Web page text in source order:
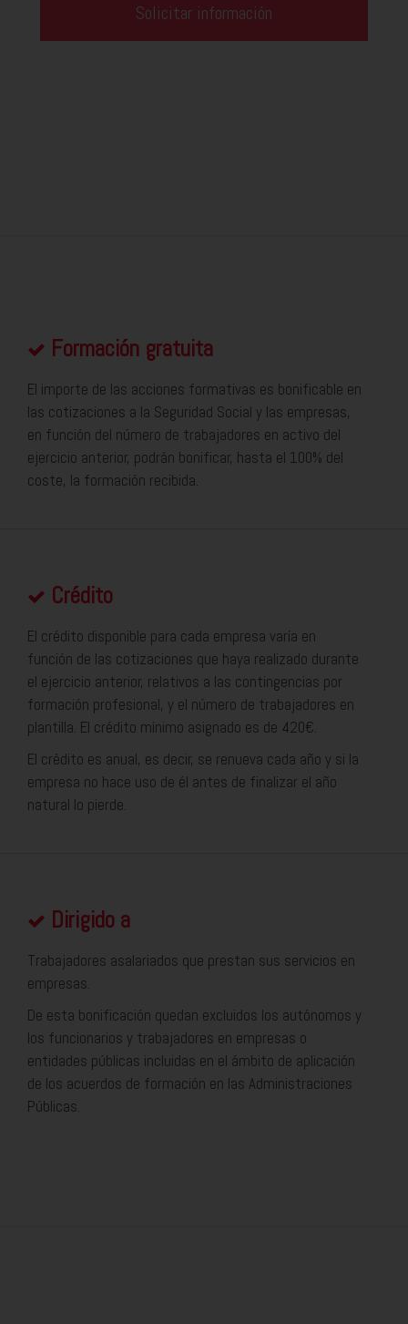
Solicitar información
Formación gratuita
El importe de las acciones formativas es bonificable en
las cotizaciones a la Seguridad Social y las empresas,
en función del número de trabajadores en activo del
ejercicio anterior, podrán bonificar, hasta el 100% del
coste, la formación recibida.
Crédito
El crédito disponible para cada empresa varía en
función de las cotizaciones que haya realizado durante
el ejercicio anterior, relativos a las contingencias por
formación profesional, y el número de trabajadores en
plantilla. El crédito mínimo asignado es de 420€.
El crédito es anual, es decir, se renueva cada año y si la
empresa no hace uso de él antes de finalizar el año
natural lo pierde.
Dirigido a
Trabajadores asalariados que prestan sus servicios en
empresas.
De esta bonificación quedan excluidos los autónomos y
los funcionarios y trabajadores en empresas o
entidades públicas incluidas en el ámbito de aplicación
de los acuerdos de formación en las Administraciones
Públicas.